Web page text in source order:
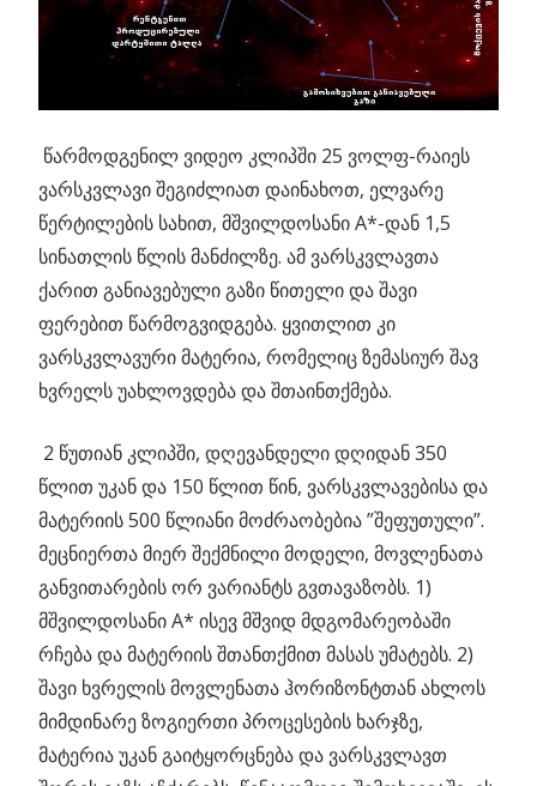
წარმოდგენილ ვიდეო კლიპში 25 ვოლფ-რაიეს
ვარსკვლავი შეგიძლიათ დაინახოთ, ელვარე
წერტილების სახით, მშვილდოსანი A*-დან 1,5
სინათლის წლის მანძილზე. ამ ვარსკვლავთა
ქარით განიავებული გაზი წითელი და შავი
ფერებით წარმოგვიდგება. ყვითლით კი
ვარსკვლავური მატერია, რომელიც ზემასიურ შავ
ხვრელს უახლოვდება და შთაინთქმება.
2 წუთიან კლიპში, დღევანდელი დღიდან 350
წლით უკან და 150 წლით წინ, ვარსკვლავებისა და
მატერიის 500 წლიანი მოძრაობებია ”შეფუთული”.
მეცნიერთა მიერ შექმნილი მოდელი, მოვლენათა
განვითარების ორ ვარიანტს გვთავაზობს. 1)
მშვილდოსანი A* ისევ მშვიდ მდგომარეობაში
რჩება და მატერიის შთანთქმით მასას უმატებს. 2)
შავი ხვრელის მოვლენათა ჰორიზონტთან ახლოს
მიმდინარე ზოგიერთი პროცესების ხარჯზე,
მატერია უკან გაიტყორცნება და ვარსკვლავთ